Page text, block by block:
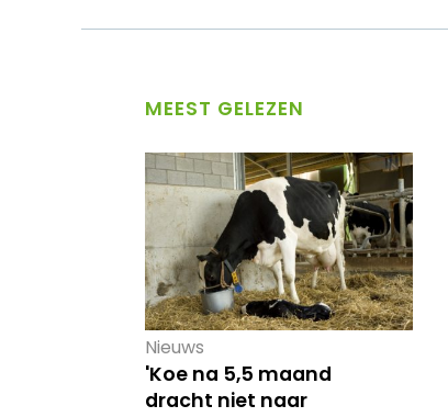
MEEST GELEZEN
Nieuws
'Koe na 5,5 maand
dracht niet naar